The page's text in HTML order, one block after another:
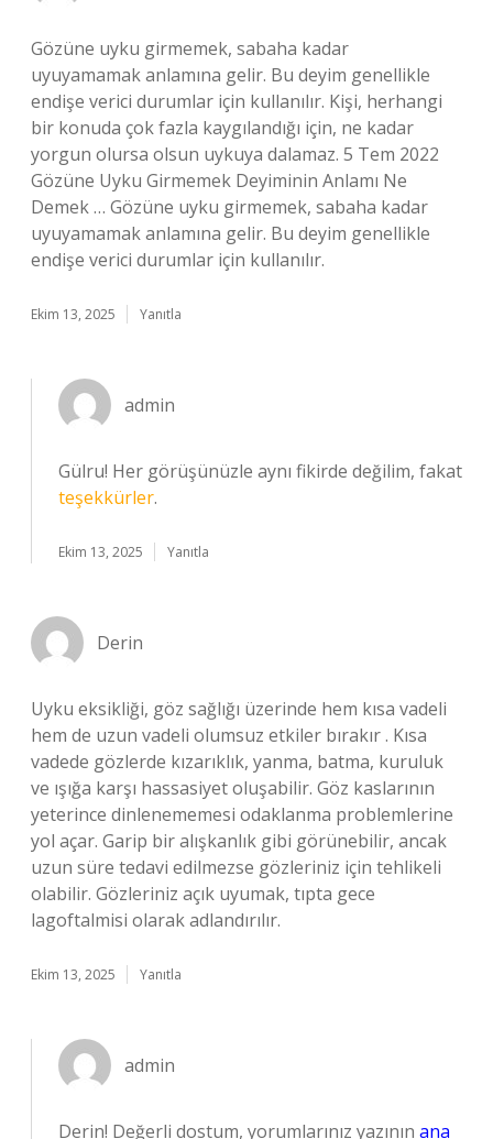
Gözüne uyku girmemek, sabaha kadar
uyuyamamak anlamına gelir. Bu deyim genellikle
endişe verici durumlar için kullanılır. Kişi, herhangi
bir konuda çok fazla kaygılandığı için, ne kadar
yorgun olursa olsun uykuya dalamaz. 5 Tem 2022
Gözüne Uyku Girmemek Deyiminin Anlamı Ne
Demek … Gözüne uyku girmemek, sabaha kadar
uyuyamamak anlamına gelir. Bu deyim genellikle
endişe verici durumlar için kullanılır.
Ekim 13, 2025 Yanıtla
admin
Gülru! Her görüşünüzle aynı fikirde değilim, fakat
teşekkürler.
Ekim 13, 2025 Yanıtla
Derin
Uyku eksikliği, göz sağlığı üzerinde hem kısa vadeli
hem de uzun vadeli olumsuz etkiler bırakır . Kısa
vadede gözlerde kızarıklık, yanma, batma, kuruluk
ve ışığa karşı hassasiyet oluşabilir. Göz kaslarının
yeterince dinlenememesi odaklanma problemlerine
yol açar. Garip bir alışkanlık gibi görünebilir, ancak
uzun süre tedavi edilmezse gözleriniz için tehlikeli
olabilir. Gözleriniz açık uyumak, tıpta gece
lagoftalmisi olarak adlandırılır.
Ekim 13, 2025 Yanıtla
admin
Derin! Değerli dostum, yorumlarınız yazının ana